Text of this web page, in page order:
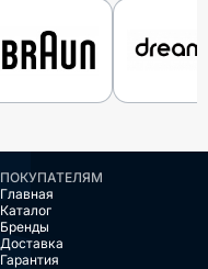
ПОКУПАТЕЛЯМ
Главная
Каталог
Бренды
Доставка
Гарантия